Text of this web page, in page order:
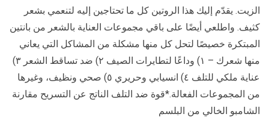
الزيت. يقدّم إليك هذا الروتين كل ما تحتاجين إليه لتنعمي بشعر
كثيف. واطلعي أيضًا على باقي مجموعات العناية بالشعر من بانتين
المبتكرة خصيصًا لتحل كل منها مشكلة من المشاكل التي يعاني
منها شعرك – ١) وداعًا لتطايرات الصيف ٢) ضد تساقط الشعر ٣)
عناية ملكي للتلف ٤) انسيابي وحريري ٥) صحي ونظيف، وغيرها
من المجموعات الفعالة.*قوة ضد التلف الناتج عن التسريح مقارنة
الشامبو الخالي من البلسم